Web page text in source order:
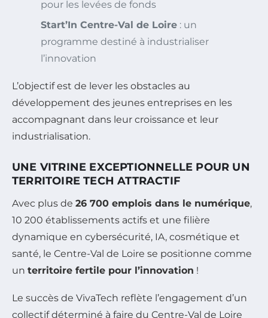
pour les levées de fonds
Start’In Centre-Val de Loire : un
programme destiné à industrialiser
l’innovation
L’objectif est de lever les obstacles au
développement des jeunes entreprises en les
accompagnant dans leur croissance et leur
industrialisation.
UNE VITRINE EXCEPTIONNELLE POUR UN
TERRITOIRE TECH ATTRACTIF
Avec plus de 26 700 emplois dans le numérique,
10 200 établissements actifs et une filière
dynamique en cybersécurité, IA, cosmétique et
santé, le Centre-Val de Loire se positionne comme
un territoire fertile pour l’innovation !
Le succès de VivaTech reflète l’engagement d’un
collectif déterminé à faire du Centre-Val de Loire